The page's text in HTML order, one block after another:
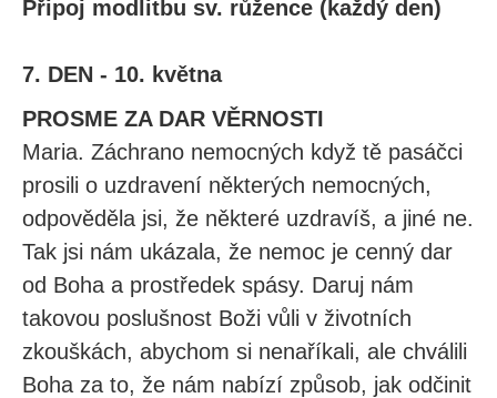
Připoj modlitbu sv. růžence (každý den)
7. DEN - 10. května
PROSME ZA DAR VĚRNOSTI
Maria. Záchrano nemocných když tě pasáčci
prosili o uzdravení některých nemocných,
odpověděla jsi, že některé uzdravíš, a jiné ne.
Tak jsi nám ukázala, že nemoc je cenný dar
od Boha a prostředek spásy. Daruj nám
takovou poslušnost Boži vůli v životních
zkouškách, abychom si nenaříkali, ale chválili
Boha za to, že nám nabízí způsob, jak odčinit